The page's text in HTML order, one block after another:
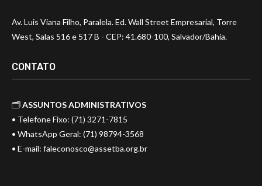
Av. Luis Viana Filho, Paralela. Ed. Wall Street Empresarial, Torre
West, Salas 516 e 517 B - CEP: 41.680-100, Salvador/Bahia.
CONTATO
🗂️ASSUNTOS ADMINISTRATIVOS
• Telefone Fixo: (71) 3271-7815
• WhatsApp Geral: (71) 98794-3568
• E-mail: faleconosco@assetba.org.br